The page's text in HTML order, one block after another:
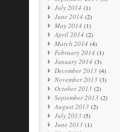
July 2014 (1)
June 2014 (2)
May 2014 (1)
April 2014 (2)
March 2014 (4)
February 2014 (1)
January 2014 (3)
December 2013 (4)
November 2013 (3)
October 2013 (2)
September 2013 (2)
August 2013 (2)
July 2013 (5)
June 2013 (1)